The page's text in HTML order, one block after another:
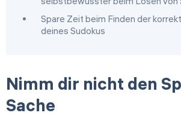
Spare Zeit beim Finden der
deines Sudokus
Nimm dir nicht den
Sache